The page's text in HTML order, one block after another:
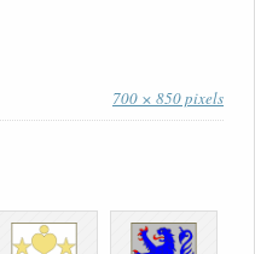
700 × 850 pixels